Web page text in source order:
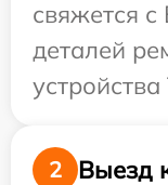
свяжется
деталей
устройства
2 Выезд